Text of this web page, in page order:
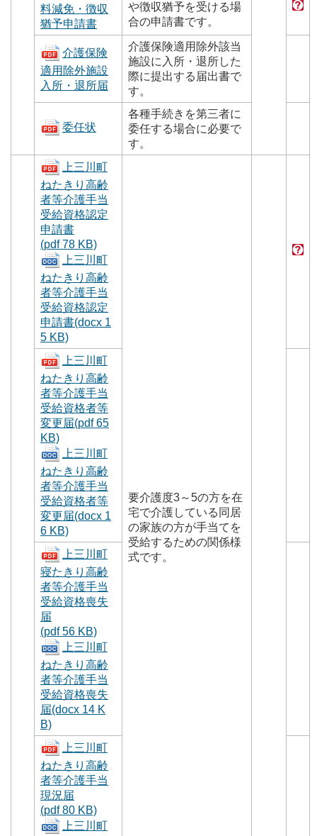
料減免・徴収
猶予申請書
や徴収猶予を受ける場
合の申請書です。
介護保険
適用除外施設
入所・退所届
介護保険適用除外該当
施設に入所・退所した
際に提出する届出書で
す。
委任状
各種手続きを第三者に
委任する場合に必要で
す。
上三川町
ねたきり高齢
者等介護手当
受給資格認定
申請書
(pdf 78 KB)
上三川町
ねたきり高齢
者等介護手当
受給資格認定
申請書(docx 1
5 KB)
要介護度3～5の方を在
宅で介護している同居
の家族の方が手当てを
受給するための関係様
式です。
上三川町
ねたきり高齢
者等介護手当
受給資格者等
変更届(pdf 65
KB)
上三川町
ねたきり高齢
者等介護手当
受給資格者等
変更届(docx 1
6 KB)
上三川町
寝たきり高齢
者等介護手当
受給資格喪失
届
(pdf 56 KB)
上三川町
ねたきり高齢
者等介護手当
受給資格喪失
届(docx 14 K
B)
上三川町
ねたきり高齢
者等介護手当
現況届
(pdf 80 KB)
上三川町